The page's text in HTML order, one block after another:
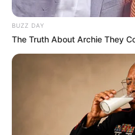
8 Kata Lucu Seputar
Minggu ala Jomblo
BUZZ DAY
The Truth About Archie They